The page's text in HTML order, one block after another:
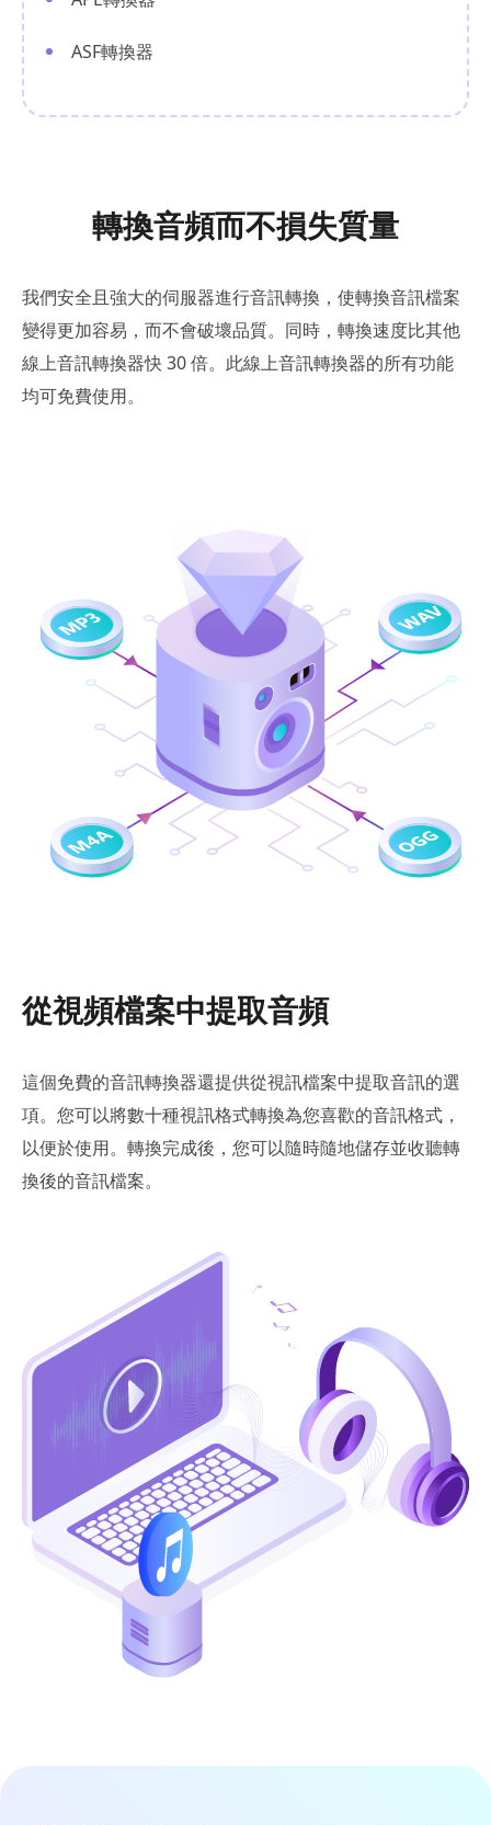
ASF轉換器
轉換音頻而不損失質量
我們安全且強大的伺服器進行音訊轉換，使轉換音訊檔案
變得更加容易，而不會破壞品質。同時，轉換速度比其他
線上音訊轉換器快 30 倍。此線上音訊轉換器的所有功能
均可免費使用。
從視頻檔案中提取音頻
這個免費的音訊轉換器還提供從視訊檔案中提取音訊的選
項。您可以將數十種視訊格式轉換為您喜歡的音訊格式，
以便於使用。轉換完成後，您可以隨時隨地儲存並收聽轉
換後的音訊檔案。